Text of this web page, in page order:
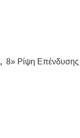
, 8» Ρίψη Επένδυσης